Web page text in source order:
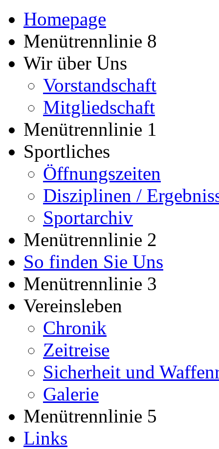
Homepage
Menütrennlinie 8
Wir über Uns
Vorstandschaft
Mitgliedschaft
Menütrennlinie 1
Sportliches
Öffnungszeiten
Disziplinen /
Sportarchiv
Menütrennlinie 2
So finden Sie Uns
Menütrennlinie 3
Vereinsleben
Chronik
Zeitreise
Sicherheit und
Galerie
Menütrennlinie 5
Links